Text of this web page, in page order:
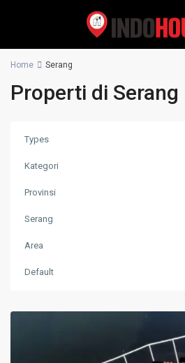
Home Serang
Properti di Serang
Types
Kategori
Provinsi
Serang
Area
Default